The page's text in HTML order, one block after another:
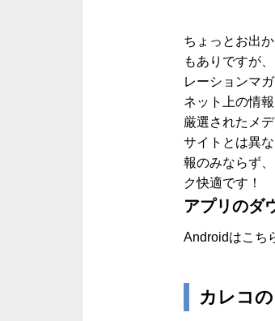
ちょっとお出
もありですが
レーションマ
ネット上の情
厳選されたメ
サイトとは異
報のみならず
ク快適です！
アプリのダ
Androidはこち
カレコ